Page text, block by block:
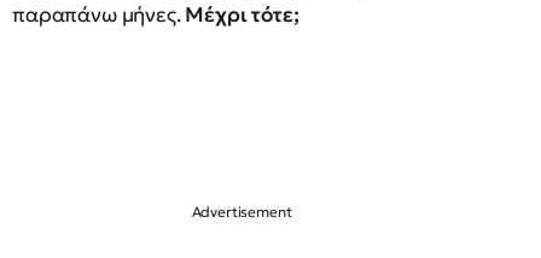
παραπάνω μήνες.Μέχρι τότε;